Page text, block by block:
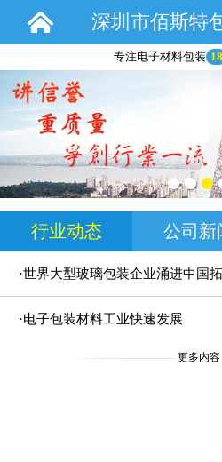
深圳市佰斯特
限公
专注电子材料包装 18
行业动态 公司新
·世界大型玻璃包装企业涌进中国
·电子包装材料工业快速发展
更多内容